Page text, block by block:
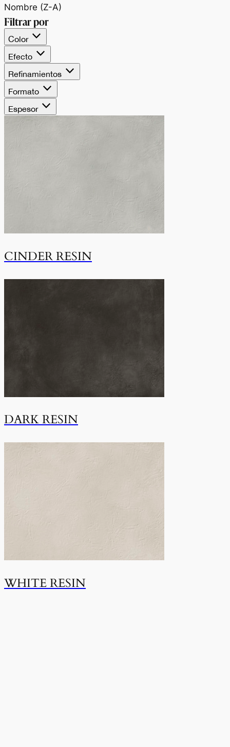
Nombre (Z-A)
Filtrar por
Color
Efecto
Refinamientos
Formato
Espesor
CINDER RESIN
DARK RESIN
WHITE RESIN